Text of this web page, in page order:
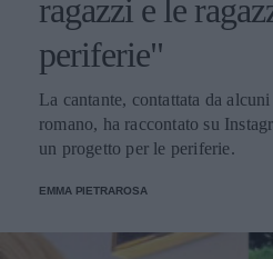
ragazzi e le
periferie"
La cantante, contattata da
romano, ha raccontato su
un progetto per le periferie.
EMMA PIETRAROSA